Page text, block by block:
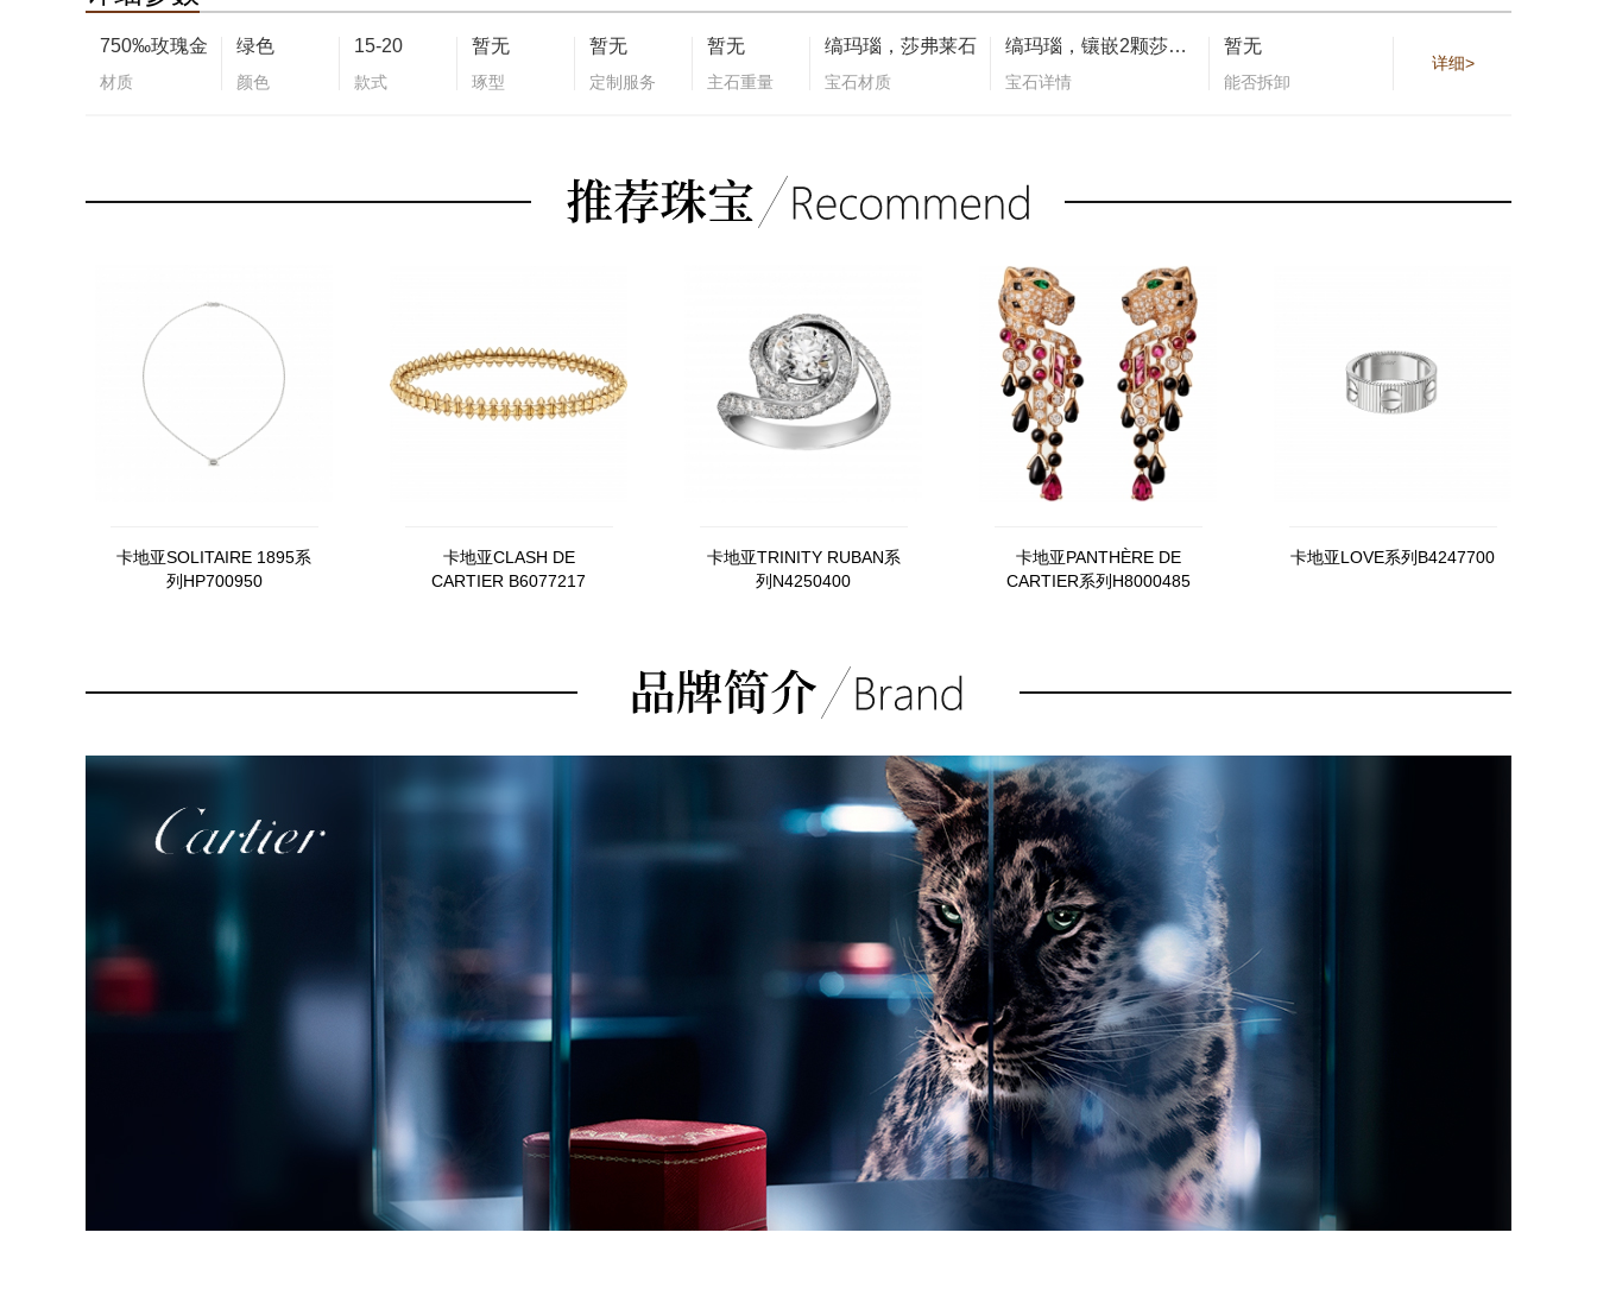
750‰玫瑰金
材质
绿色
颜色
15-20
款式
暂无
琢型
暂无
定制服务
暂无
主石重量
缟玛瑙，莎弗莱石
宝石材质
缟玛瑙，镶嵌2颗莎弗莱石 （适用尺寸：17）
宝石详情
暂无
能否拆卸
详细>
卡地亚SOLITAIRE 1895系
列HP700950
卡地亚CLASH DE
CARTIER B6077217
卡地亚TRINITY RUBAN系
列N4250400
卡地亚PANTHÈRE DE
CARTIER系列H8000485
卡地亚LOVE系列B4247700